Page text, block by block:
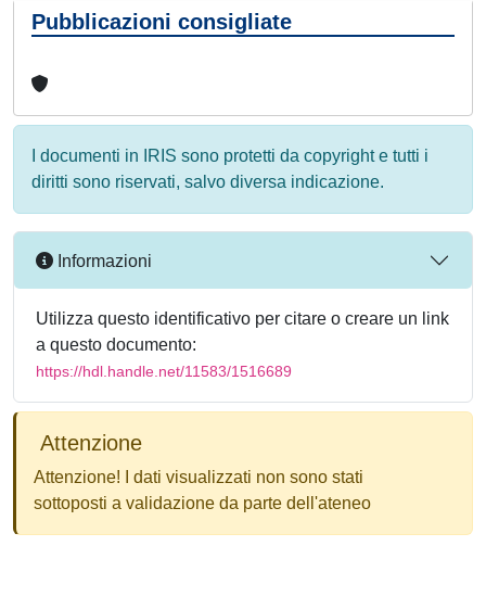
Pubblicazioni consigliate
I documenti in IRIS sono protetti da copyright e tutti i
diritti sono riservati, salvo diversa indicazione.
Informazioni
Utilizza questo identificativo per citare o creare un link
a questo documento:
https://hdl.handle.net/11583/1516689
Attenzione
Attenzione! I dati visualizzati non sono stati
sottoposti a validazione da parte dell'ateneo